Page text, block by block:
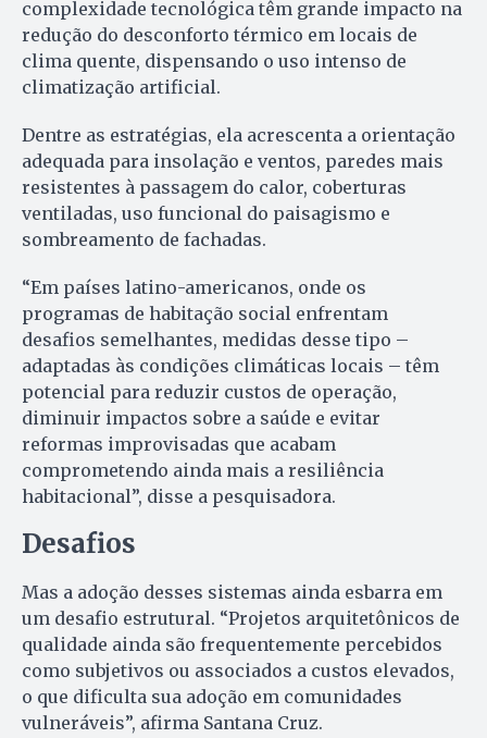
complexidade tecnológica têm grande impacto na
redução do desconforto térmico em locais de
clima quente, dispensando o uso intenso de
climatização artificial.
Dentre as estratégias, ela acrescenta a orientação
adequada para insolação e ventos, paredes mais
resistentes à passagem do calor, coberturas
ventiladas, uso funcional do paisagismo e
sombreamento de fachadas.
“Em países latino-americanos, onde os
programas de habitação social enfrentam
desafios semelhantes, medidas desse tipo –
adaptadas às condições climáticas locais – têm
potencial para reduzir custos de operação,
diminuir impactos sobre a saúde e evitar
reformas improvisadas que acabam
comprometendo ainda mais a resiliência
habitacional”, disse a pesquisadora.
Desafios
Mas a adoção desses sistemas ainda esbarra em
um desafio estrutural. “Projetos arquitetônicos de
qualidade ainda são frequentemente percebidos
como subjetivos ou associados a custos elevados,
o que dificulta sua adoção em comunidades
vulneráveis”, afirma Santana Cruz.